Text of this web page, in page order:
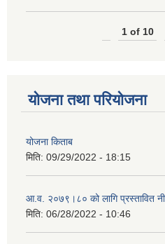
1 of 10
योजना तथा परियोजना
योजना किताब
मिति: 09/29/2022 - 18:15
आ.व. २०७९।८० को लागि प्रस्तावित
मिति: 06/28/2022 - 10:46